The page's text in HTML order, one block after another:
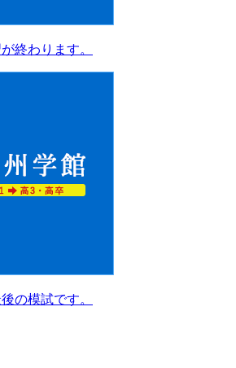
終わります。
の模試です。